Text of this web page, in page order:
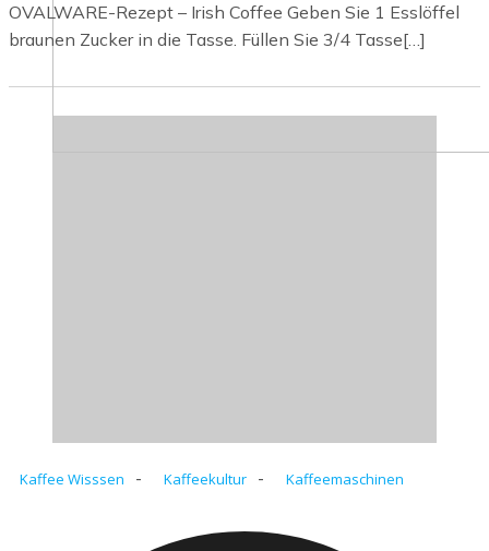
OVALWARE-Rezept – Irish Coffee Geben Sie 1 Esslöffel
braunen Zucker in die Tasse. Füllen Sie 3/4 Tasse[…]
Kaffee Wisssen - Kaffeekultur - Kaffeemaschinen